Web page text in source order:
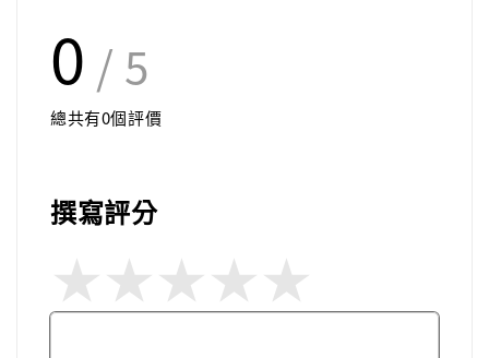
0 / 5
總共有0個評價
撰寫評分